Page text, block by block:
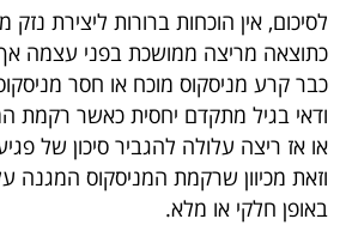
לסיכום, אין הוכחות ברורות ליצירת נזק
כתוצאה מריצה ממושכת בפני עצמה
כבר קרע מניסקוס מוכח או חסר
ודאי בגיל מתקדם יחסית כאשר רקמת
או אז ריצה עלולה להגביר סיכון של
וזאת מכיוון שרקמת המניסקוס המגנה
באופן חלקי או מלא.